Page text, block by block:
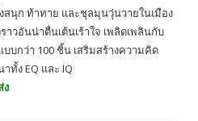
นุก ท้าทาย และชุลมุนวุ่นวายในเมือง
าวอันน่าตื่นเต้นเร้าใจ เพลิดเพลินกับ
บกว่า 100 ชิ้น เสริมสร้างความคิด
ทั้ง EQ และ IQ
ง